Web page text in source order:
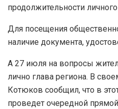
продолжительности
Для посещения
наличие документа,
А 27 июля на вопросы
лично глава региона. В
Котюков сообщил, что в
проведет очередной